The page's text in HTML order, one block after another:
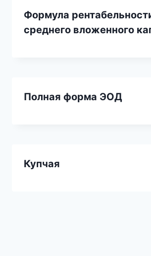
Формула
среднего вложенного
Полная форма ЭОД
Купчая